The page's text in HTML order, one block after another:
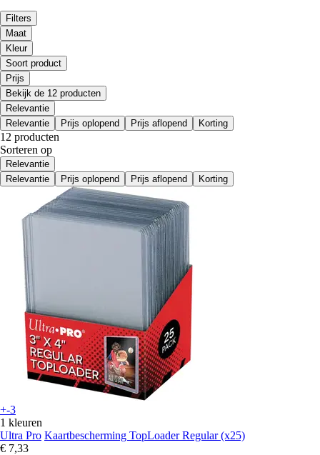
Filters
Maat
Kleur
Soort product
Prijs
Bekijk de 12 producten
Relevantie
Relevantie
Prijs oplopend Prijs aflopend Korting
12 producten
Sorteren op
Relevantie
Relevantie
Prijs oplopend Prijs aflopend Korting
+-3
1 kleuren
Ultra Pro Kaartbescherming TopLoader Regular (x25)
€ 7,33